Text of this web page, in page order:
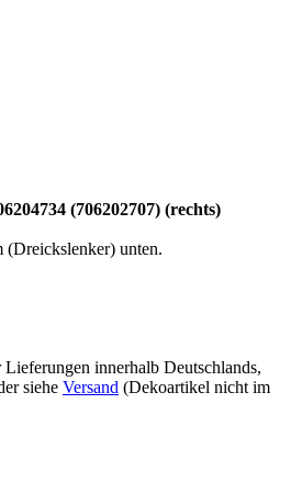
(706202707) (rechts)
unten.
innerhalb Deutschlands,
siehe Versand (Dekoartikel nicht im